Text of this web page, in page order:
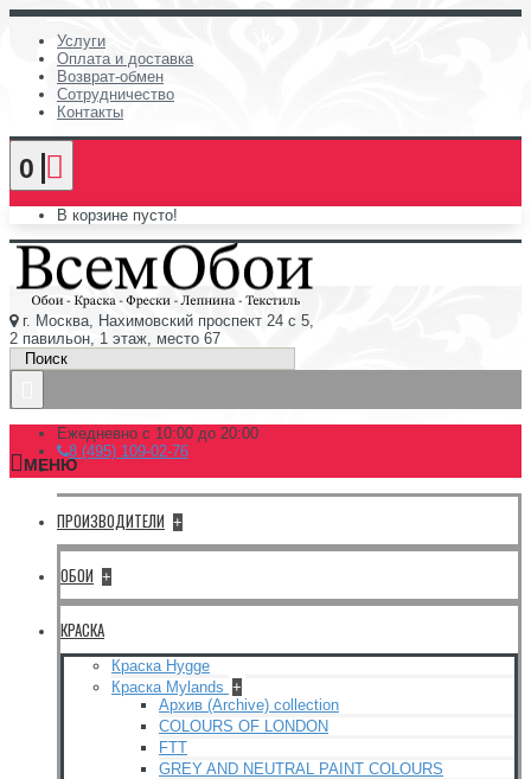
Услуги
Оплата и доставка
Возврат-обмен
Сотрудничество
Контакты
0
В корзине пусто!
г. Москва, Нахимовский проспект 24 с 5,
2 павильон, 1 этаж, место 67
Ежедневно с 10:00 до 20:00
8 (495) 109-02-76
МЕНЮ
ПРОИЗВОДИТЕЛИ +
ОБОИ +
КРАСКА
Краска Hygge
Краска Mylands +
Архив (Archive) collection
COLOURS OF LONDON
FTT
GREY AND NEUTRAL PAINT COLOURS